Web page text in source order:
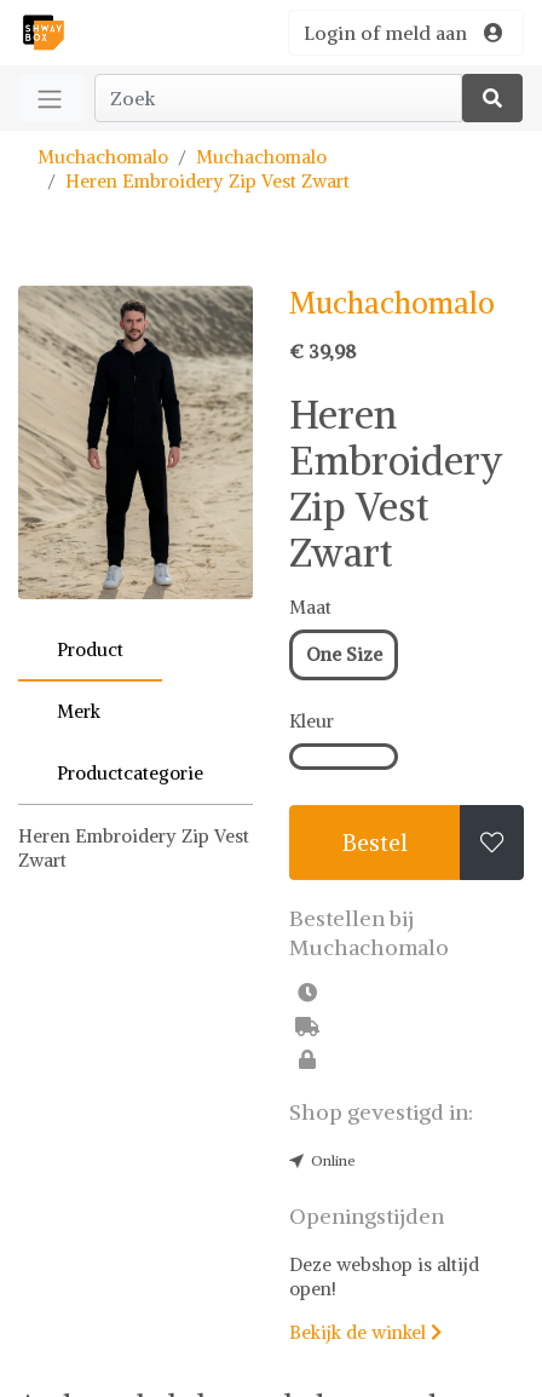
Login of meld aan
Muchachomalo
Muchachomalo
Heren Embroidery Zip Vest Zwart
Product
Merk
Productcategorie
Heren Embroidery Zip Vest
Zwart
Muchachomalo
€ 39,98
Heren
Embroidery
Zip Vest
Zwart
Maat
One Size
Kleur
Bestel 
Bestellen bij
Muchachomalo
Shop gevestigd in:
Online
Openingstijden
Deze webshop is altijd
open!
Bekijk de winkel 